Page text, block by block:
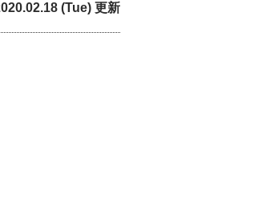
(Tue) 更新